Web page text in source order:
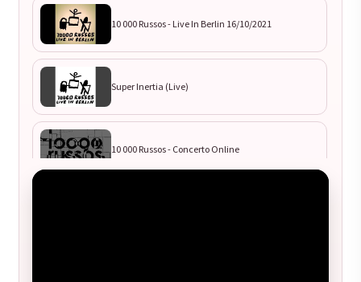
10 000 Russos - Live In Berlin 16/10/2021
Super Inertia (Live)
10 000 Russos - Concerto Online